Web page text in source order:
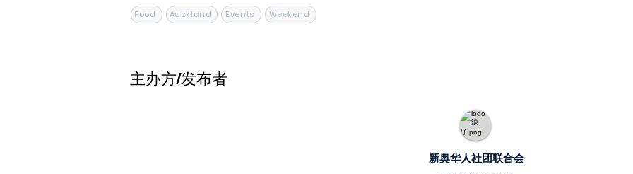
Food Auckland Events Weekend
主办方/发布者
新奥华人社团联合会